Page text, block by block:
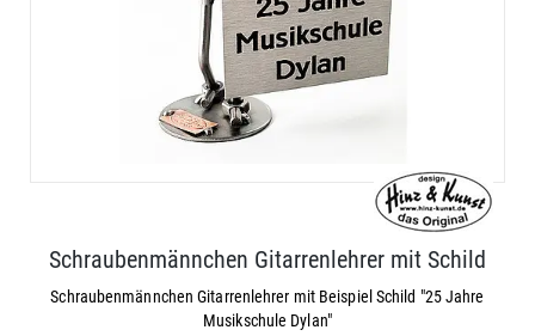
Schraubenmännchen Gitarrenlehrer mit Schild
Schraubenmännchen Gitarrenlehrer mit Beispiel Schild "25 Jahre
Musikschule Dylan"